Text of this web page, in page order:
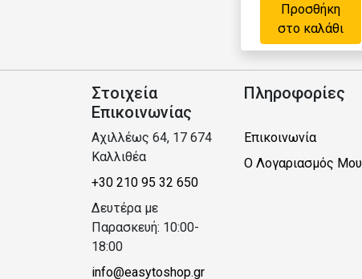
Προσθήκη
στο καλάθι
Στοιχεία
Επικοινωνίας
Αχιλλέως 64, 17 674
Καλλιθέα
+30 210 95 32 650
Δευτέρα με
Παρασκευή: 10:00-
18:00
info@easytoshop.gr
Πληροφορίες
Επικοινωνία
Ο Λογαριασμός Μου